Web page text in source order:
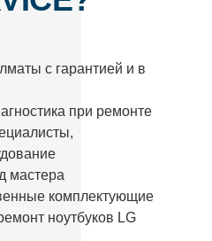
с гарантией и в
при ремонте
мастера
комплектующие
ноутбуков LG